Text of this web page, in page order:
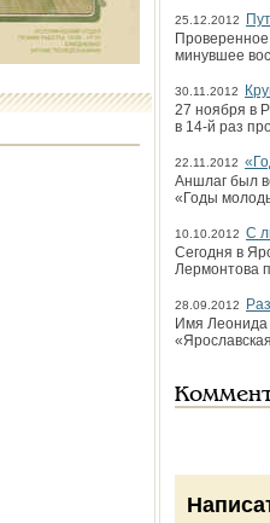
25.12.2012
минувшее
30.11.2012
27 ноября в
в 14-й раз
22.11.2012
Аншлаг был
«Годы
10.10.2012 С
Сегодня в
Лермонтова
28.09.2012
Имя Леонида